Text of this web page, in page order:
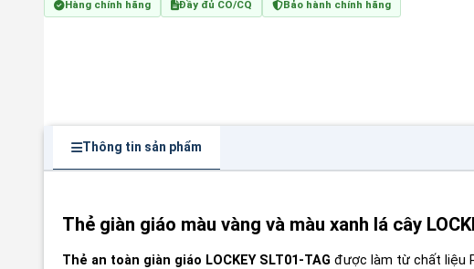
Hàng chính hãng Đầy đủ CO/CQ Bảo hành chính hãng
Thông tin sản phẩm
Thẻ giàn giáo màu vàng và màu xanh lá cây
Thẻ an toàn giàn giáo LOCKEY SLT01-TAG được làm từ chất liệu